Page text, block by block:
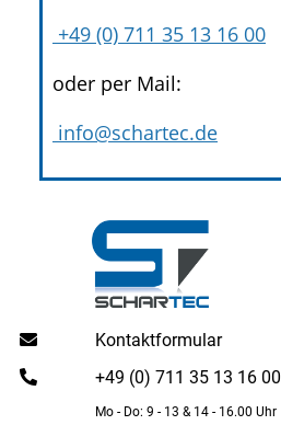
+49 (0) 711 35 13 16 00
oder per Mail:
info@schartec.de
Kontaktformular
+49 (0) 711 35 13 16 00
Mo - Do: 9 - 13 & 14 - 16.00 Uhr